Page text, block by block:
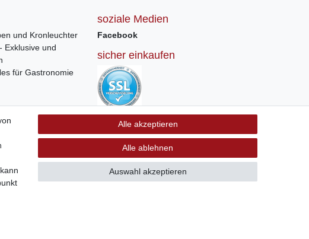
und Kronleuchter
Exklusive und
für Gastronomie
soziale Medien
Facebook
sicher einkaufen
Sichere Bestellung und Zahlung via SSL
Verschlüsselung
Alle akzeptieren
Alle ablehnen
Auswahl akzeptieren
Hotline +41 56 534 72 67